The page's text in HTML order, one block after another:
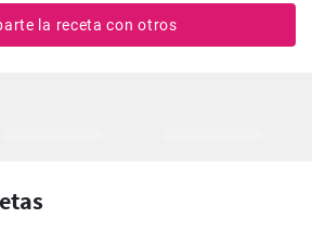
la receta con otros